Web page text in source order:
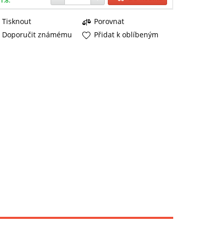
Porovnat
Doporučit známému
Tisknout
Přidat k oblíbeným